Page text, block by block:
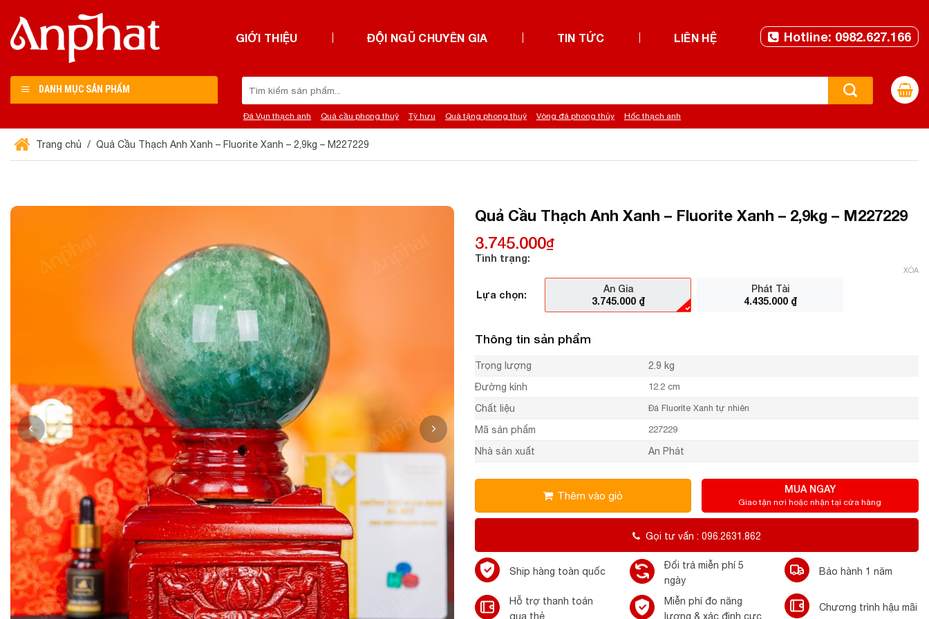
đến
nội
GIỚI THIỆU ĐỘI NGŨ CHUYÊN GIA TIN TỨC LIÊN HỆ Hotline: 0982.627.166
DANH MỤC SẢN PHẨM
kiếm:
Đá Vụn thạch anh Quả cầu phong thuỷ Tỳ hưu Quà tặng phong thuỷ Vòng đá phong thủy Hốc thạch anh
Trang chủ Quả Cầu Thạch Anh Xanh – Fluorite Xanh – 2,9kg – M227229
Quả Cầu Thạch Anh Xanh – Fluorite Xanh – 2,9kg – M227229
3.745.000₫
Tình trạng:
Lựa chọn:
An Gia
3.745.000 ₫
Phát Tài
4.435.000 ₫
XÓA
Thông tin sản phẩm
Trọng lượng
2.9 kg
Đường kính
12.2 cm
Chất liệu Đá Fluorite Xanh tự nhiên
Mã sản phẩm 227229
Nhà sản xuất An Phát
Thêm vào giỏ MUA NGAY
Giao tận nơi hoặc nhận tại cửa hàng
Gọi tư vấn : 096.2631.862
Ship hàng toàn quốc
Đổi trả miễn phí 5
ngày
Bảo hành 1 năm
Hỗ trợ thanh toán
qua thẻ
Miễn phí đo năng
lượng & xác định cực
Chương trình hậu mãi